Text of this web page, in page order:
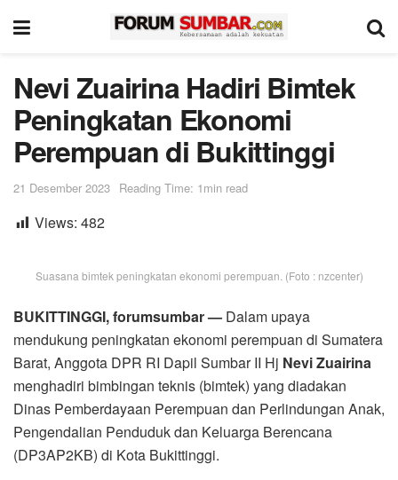
Nevi Zuairina Hadiri Bimtek
Peningkatan Ekonomi
Perempuan di Bukittinggi
21 Desember 2023 Reading Time: 1min read
Views: 482
Suasana bimtek peningkatan ekonomi perempuan. (Foto : nzcenter)
BUKITTINGGI, forumsumbar — Dalam upaya
mendukung peningkatan ekonomi perempuan di Sumatera
Barat, Anggota DPR RI Dapil Sumbar II Hj Nevi Zuairina
menghadiri bimbingan teknis (bimtek) yang diadakan
Dinas Pemberdayaan Perempuan dan Perlindungan Anak,
Pengendalian Penduduk dan Keluarga Berencana
(DP3AP2KB) di Kota Bukittinggi.